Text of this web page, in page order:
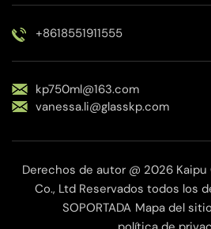
+8618551911555
kp750ml@163.com
vanessa.li@glasskp.com
Derechos de autor @ 2026
Co., Ltd Reservados todos los
SOPORTADA Mapa del sitio